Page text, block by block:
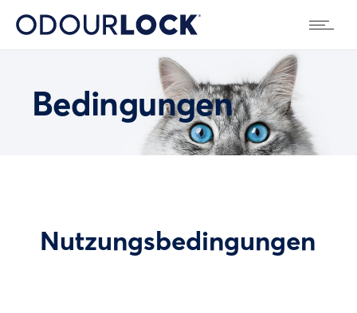
Bedingungen
Nutzungsbedingungen